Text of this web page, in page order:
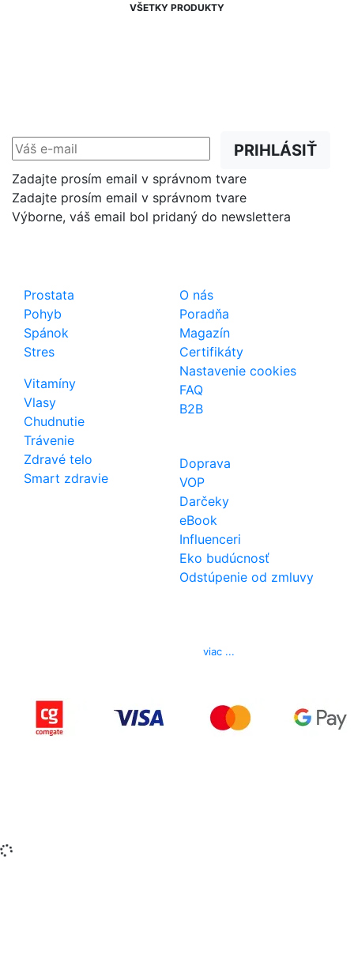
VŠETKY PRODUKTY
PRIHLÁSIŤ
Zadajte prosím email v správnom tvare
Zadajte prosím email v správnom tvare
Výborne, váš email bol pridaný do newslettera
Prostata
Pohyb
Spánok
Stres
Vitamíny
Vlasy
Chudnutie
Trávenie
Zdravé telo
Smart zdravie
O nás
Poradňa
Magazín
Certifikáty
Nastavenie cookies
FAQ
B2B
Doprava
VOP
Darčeky
eBook
Influenceri
Eko budúcnosť
Odstúpenie od zmluvy
viac ...